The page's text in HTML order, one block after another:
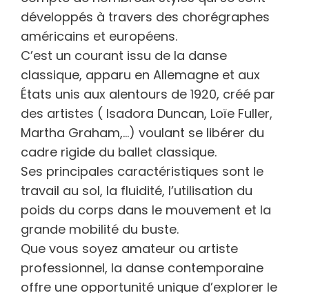
développés à travers des chorégraphes
américains et européens.
C’est un courant issu de la danse
classique, apparu en Allemagne et aux
États unis aux alentours de 1920, créé par
des artistes ( Isadora Duncan, Loïe Fuller,
Martha Graham,…) voulant se libérer du
cadre rigide du ballet classique.
Ses principales caractéristiques sont le
travail au sol, la fluidité, l’utilisation du
poids du corps dans le mouvement et la
grande mobilité du buste.
Que vous soyez amateur ou artiste
professionnel, la danse contemporaine
offre une opportunité unique d’explorer le